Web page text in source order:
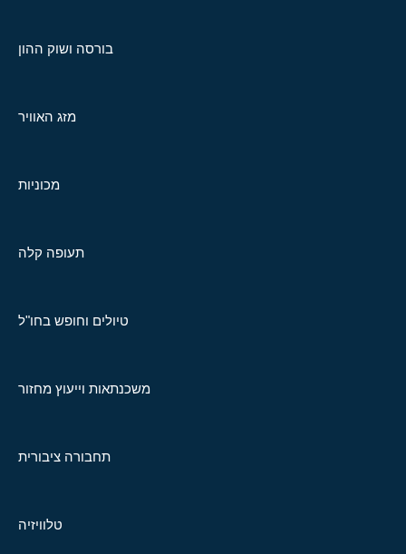
בורסה ושוק ההון
מזג האוויר
מכוניות
תעופה קלה
טיולים וחופש בחו"ל
משכנתאות וייעוץ מחזור
תחבורה ציבורית
טלוויזיה